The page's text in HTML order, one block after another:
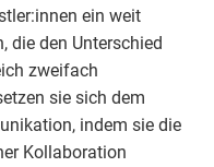
ein weit
die den Unterschied
zweifach
sie sich dem
indem sie die
Kollaboration